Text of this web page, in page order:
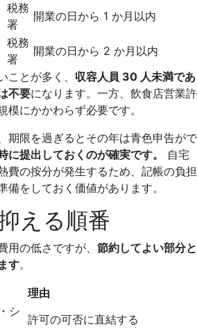
税務
署
開業の日から 1 か月以内
税務
署
開業の日から 2 か月以内
ことが多く、 収容人員 30 人未満であ
不要になります。一方、飲食店営業許
にかかわらず必要です。
期限を過ぎるとその年は青色申告がで
に提出しておくのが確実です。
自宅
費の按分が発生するため、記帳の負担
備をしておく価値があります。
える順番
用の低さですが、 節約してよい部分と
す。
理由
シ
許可の可否に直結する